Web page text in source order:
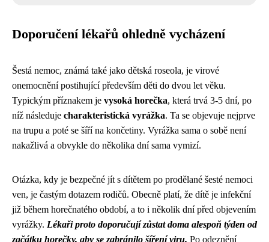
Doporučení lékařů ohledně vycházení
Šestá nemoc, známá také jako dětská roseola, je virové
onemocnění postihující především děti do dvou let věku.
Typickým příznakem je vysoká horečka, která trvá 3-5 dní, po
níž následuje charakteristická vyrážka. Ta se objevuje nejprve
na trupu a poté se šíří na končetiny. Vyrážka sama o sobě není
nakažlivá a obvykle do několika dní sama vymizí.
Otázka, kdy je bezpečné jít s dítětem po prodělané šesté nemoci
ven, je častým dotazem rodičů. Obecně platí, že dítě je infekční
již během horečnatého období, a to i několik dní před objevením
vyrážky. Lékaři proto doporučují zůstat doma alespoň týden od
začátku horečky, aby se zabránilo šíření viru. Po odeznění